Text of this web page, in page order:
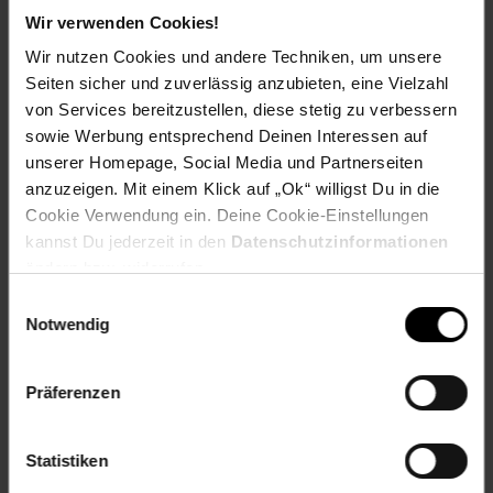
Wir verwenden Cookies!
Wir nutzen Cookies und andere Techniken, um unsere
Seiten sicher und zuverlässig anzubieten, eine Vielzahl
von Services bereitzustellen, diese stetig zu verbessern
sowie Werbung entsprechend Deinen Interessen auf
unserer Homepage, Social Media und Partnerseiten
anzuzeigen. Mit einem Klick auf „Ok“ willigst Du in die
Cookie Verwendung ein. Deine Cookie-Einstellungen
kannst Du jederzeit in den Datenschutzinformationen
Notwendig
Präferenzen
Statistiken
außerdem entlang von acht Schwerpunktthemen daran, den
eigenen ökologischen Fußabdruck weiter zu reduzieren. Im
Rahmen seines nachhaltigen Engagements unterstützt Netto
zum Beispiel auch die Spendeninitiative „Deutschland rundet
auf“. Mit über 4.900 Auszubildenden zählt das Unternehmen
zudem zu den wichtigsten Ausbildungs-betrieben des
deutschen Einzelhandels und besetzt Führungspositionen
bevorzugt mit engagierten Mitarbeitern aus den eigenen
Reihen.
Netto Marken-Discount AG & Co. KG
E-Mail:presse@netto-online.de